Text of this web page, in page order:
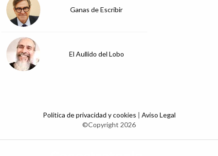
Ganas de Escribir
El Aullido del Lobo
Política de privacidad y cookies | Aviso Legal
©Copyright 2026